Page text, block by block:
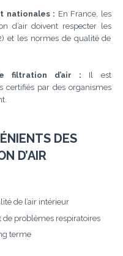
nationales : En France, les
d’air doivent respecter les
et les normes de qualité de
filtration d’air : Il est
certifiés par des organismes
DES
D’AIR
de l’air intérieur
de problèmes respiratoires
terme